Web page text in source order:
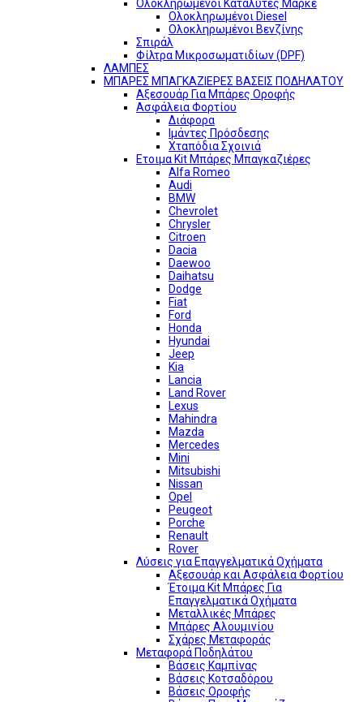
Ολοκληρωμένοι Καταλύτες Μαρκέ
Ολοκληρωμένοι Diesel
Ολοκληρωμένοι Βενζίνης
Σπιράλ
Φίλτρα Μικροσωματιδίων (DPF)
ΛΑΜΠΕΣ
ΜΠΑΡΕΣ ΜΠΑΓΚΑΖΙΕΡΕΣ ΒΑΣΕΙΣ ΠΟΔΗΛΑΤΟΥ
Αξεσουάρ Για Μπάρες Οροφής
Ασφάλεια Φορτίου
Διάφορα
Ιμάντες Πρόσδεσης
Χταπόδια Σχοινιά
Ετοιμα Kit Μπάρες Μπαγκαζιέρες
Alfa Romeo
Audi
BMW
Chevrolet
Chrysler
Citroen
Dacia
Daewoo
Daihatsu
Dodge
Fiat
Ford
Honda
Hyundai
Jeep
Kia
Lancia
Land Rover
Lexus
Mahindra
Mazda
Mercedes
Mini
Mitsubishi
Nissan
Opel
Peugeot
Porche
Renault
Rover
Λύσεις για Επαγγελματικά Οχήματα
Αξεσουάρ και Ασφάλεια Φορτίου
Έτοιμα Kit Μπάρες Για
Επαγγελματικά Οχήματα
Μεταλλικές Μπάρες
Μπάρες Αλουμινίου
Σχάρες Μεταφοράς
Μεταφορά Ποδηλάτου
Βάσεις Καμπίνας
Βάσεις Κοτσαδόρου
Βάσεις Οροφής